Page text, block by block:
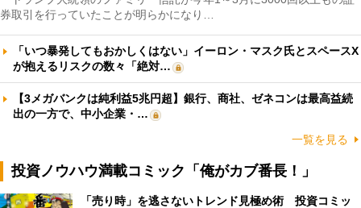
券取引を行っていたことが明らかになり…
「いつ暴発してもおかしくはない」イーロン・マスク氏とスペースX
が抱えるリスクの数々「絶対…
【3メガバンクは純利益5兆円超】銀行、商社、ゼネコンは最高益続
出の一方で、中小企業・…
一覧を見る
投資ノウハウ満載コミック「俺がカブ番長！」
「売り時」を逃さないトレンド見極め術 投資コミッ